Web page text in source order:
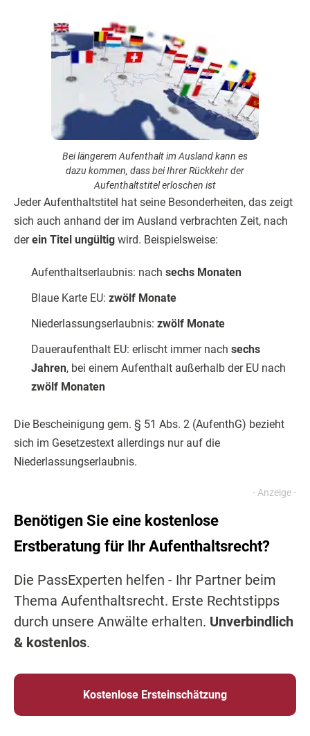
Bei längerem Aufenthalt im Ausland kann es
dazu kommen, dass bei Ihrer Rückkehr der
Aufenthaltstitel erloschen ist
Jeder Aufenthaltstitel hat seine Besonderheiten, das zeigt
sich auch anhand der im Ausland verbrachten Zeit, nach
derein Titel ungültig wird. Beispielsweise:
Aufenthaltserlaubnis: nach sechs Monaten
Blaue Karte EU: zwölf Monate
Niederlassungserlaubnis: zwölf Monate
Daueraufenthalt EU: erlischt immer nach sechs
Jahren, bei einem Aufenthalt außerhalb der EU nach
zwölf Monaten
Die Bescheinigung gem. § 51 Abs. 2 (AufenthG) bezieht
sich im Gesetzestext allerdings nur auf die
Niederlassungserlaubnis.
Benötigen Sie eine kostenlose
Erstberatung für Ihr Aufenthaltsrecht?
Die PassExperten helfen - Ihr Partner beim
Thema Aufenthaltsrecht. Erste Rechtstipps
durch unsere Anwälte erhalten. Unverbindlich
& kostenlos.
Kostenlose Ersteinschätzung